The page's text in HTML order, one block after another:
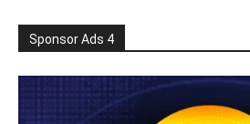
Sponsor Ads 4